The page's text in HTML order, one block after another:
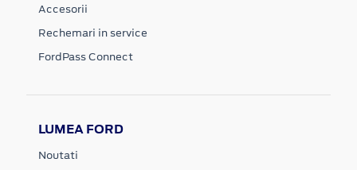
Accesorii
Rechemari in service
FordPass Connect
LUMEA FORD
Noutati